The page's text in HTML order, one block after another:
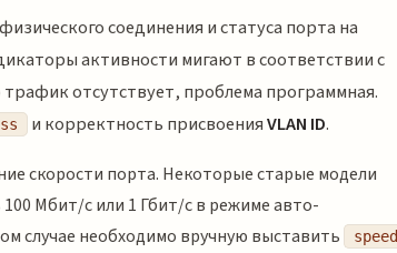
соединения и статуса порта на
активности мигают в соответствии с
отсутствует, проблема программная.
и корректность присвоенияVLAN ID.
скорости порта. Некоторые старые модели
Мбит/с или 1 Гбит/с в режиме авто-
случае необходимо вручную выставить
speed